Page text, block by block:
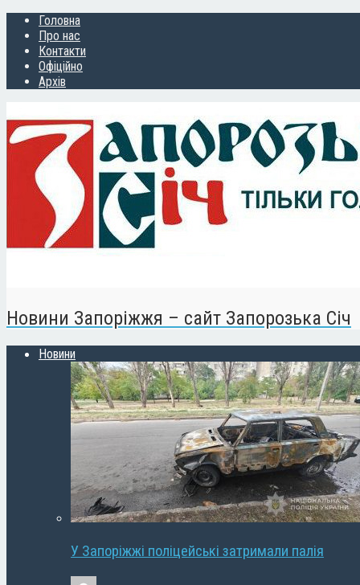
Головна
Про нас
Контакти
Офіційно
Архів
Новини Запоріжжя – сайт Запорозька Січ
Новини
У Запоріжжі поліцейські затримали палія